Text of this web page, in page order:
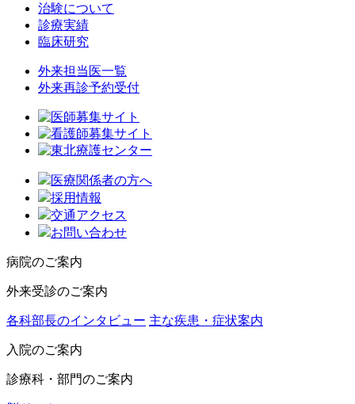
治験について
診療実績
臨床研究
外来担当医一覧
外来再診予約受付
医療関係者の方へ
採用情報
交通アクセス
お問い合わせ
病院のご案内
外来受診のご案内
各科部長のインタビュー 主な疾患・症状案内
入院のご案内
診療科・部門のご案内